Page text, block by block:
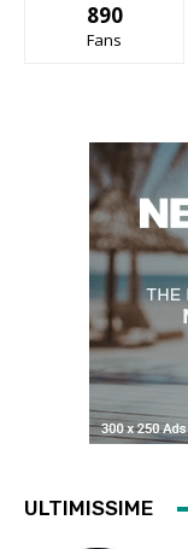
890
Fans
ULTIMISSIME